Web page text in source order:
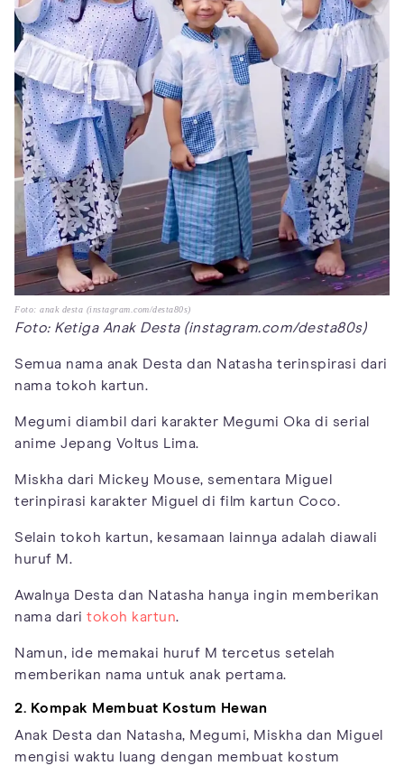
Foto: anak desta (instagram.com/desta80s)
Foto: Ketiga Anak Desta (instagram.com/desta80s)
Semua nama anak Desta dan Natasha terinspirasi dari
nama tokoh kartun.
Megumi diambil dari karakter Megumi Oka di serial
anime Jepang Voltus Lima.
Miskha dari Mickey Mouse, sementara Miguel
terinpirasi karakter Miguel di film kartun Coco.
Selain tokoh kartun, kesamaan lainnya adalah diawali
huruf M.
Awalnya Desta dan Natasha hanya ingin memberikan
nama dari tokoh kartun.
Namun, ide memakai huruf M tercetus setelah
memberikan nama untuk anak pertama.
2. Kompak Membuat Kostum Hewan
Anak Desta dan Natasha, Megumi, Miskha dan Miguel
mengisi waktu luang dengan membuat kostum